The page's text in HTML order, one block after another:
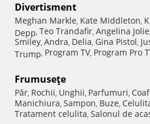
Divertisment
Meghan Markle, Kate Middleton,
Depp, Teo Trandafir, Angelina Jolie,
Smiley, Andra, Delia, Gina Pistol,
Trump, Program TV, Program Pro
Frumuseţe
Păr, Rochii, Unghii, Parfumuri,
Manichiura, Sampon, Buze,
Tratament celulita, Salonul de